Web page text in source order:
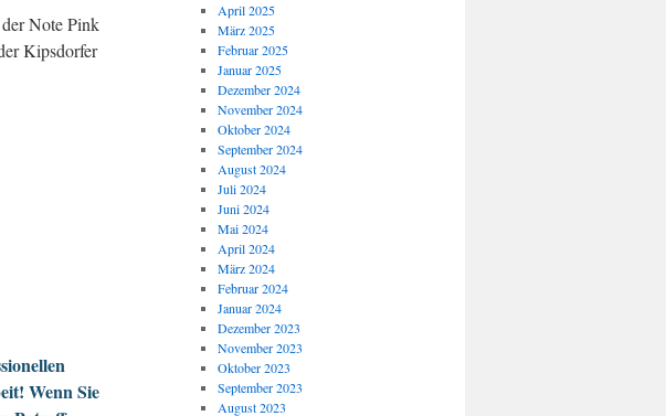
Note Pink
Kipsdorfer
Wenn Sie
April 2025
März 2025
Februar 2025
Januar 2025
Dezember 2024
November 2024
Oktober 2024
September 2024
August 2024
Juli 2024
Juni 2024
Mai 2024
April 2024
März 2024
Februar 2024
Januar 2024
Dezember 2023
November 2023
Oktober 2023
September 2023
August 2023